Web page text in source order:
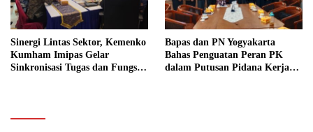
Sinergi Lintas Sektor, Kemenko
Kumham Imipas Gelar
Sinkronisasi Tugas dan Fungsi
Bapas dan PN Yogyakarta
Bahas Penguatan Peran PK
dalam Putusan Pidana Kerja